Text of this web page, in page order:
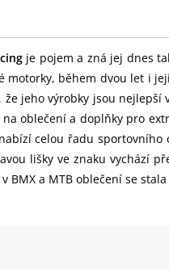
je pojem a zná jej dnes
během dvou let i
jeho výrobky jsou
oblečení a doplňky pro
celou řadu
lišky ve znaku vychází
BMX a MTB oblečení se